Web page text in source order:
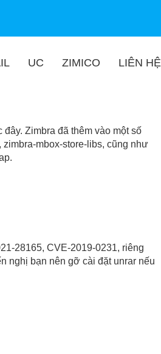
UC ZIMICO LIÊN HỆ
Zimbra đã thêm vào một số
mbox-store-libs, cũng như
28165, CVE-2019-0231, riêng
nghị bạn nên gỡ cài đặt unrar nếu